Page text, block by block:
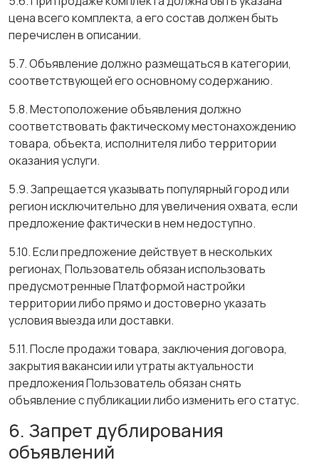
цена всего комплекта, а его состав должен быть
перечислен в описании.
5.7. Объявление должно размещаться в категории,
соответствующей его основному содержанию.
5.8. Местоположение объявления должно
соответствовать фактическому местонахождению
товара, объекта, исполнителя либо территории
оказания услуги.
5.9. Запрещается указывать популярный город или
регион исключительно для увеличения охвата, если
предложение фактически в нем недоступно.
5.10. Если предложение действует в нескольких
регионах, Пользователь обязан использовать
предусмотренные Платформой настройки
территории либо прямо и достоверно указать
условия выезда или доставки.
5.11. После продажи товара, заключения договора,
закрытия вакансии или утраты актуальности
предложения Пользователь обязан снять
объявление с публикации либо изменить его статус.
6. Запрет дублирования
объявлений